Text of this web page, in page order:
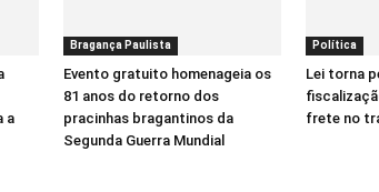
a
Bragança Paulista
Evento gratuito homenageia os
81 anos do retorno dos
pracinhas bragantinos da
Segunda Guerra Mundial
Política
Lei torna
frete no